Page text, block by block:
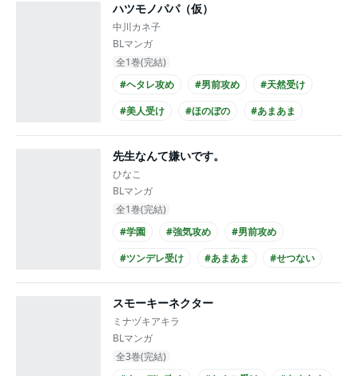
#長身攻め
ハツモノパパ（仮）
中川カネ子
BLマンガ
全1巻(完結)
#ヘタレ攻め
#男前攻め
#天然受け
#美人受け
#ほのぼの
#あまあま
#契約関係
#年下攻め
#ノンケ攻め
#童貞受け
先生なんて嫌いです。
ひなこ
BLマンガ
全1巻(完結)
#学園
#強気攻め
#男前攻め
#ツンデレ受け
#あまあま
#せつない
#先生・生徒
#ノンケ攻め
#ノンケ受け
#童貞受け
スモーキーネクター
ミナヅキアキラ
BLマンガ
全3巻(完結)